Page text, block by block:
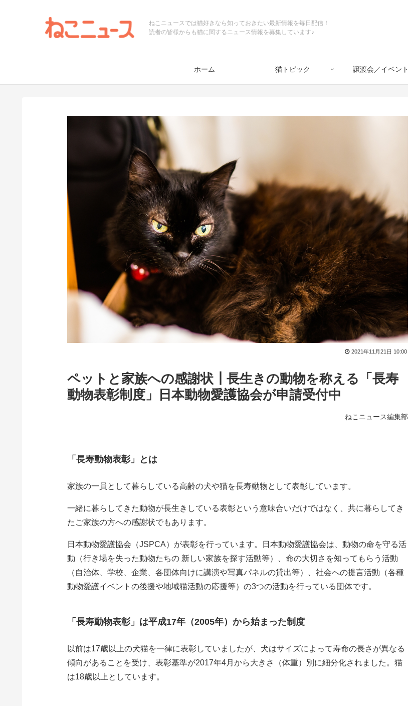
ねこニュースでは猫好きなら知っておきたい最新情報を毎日配信！
読者の皆様からも猫に関するニュース情報を募集しています♪
ホーム 猫トピック 譲渡会／イベント
ペットと家族への感謝状┃長生きの動物を称える「長寿
動物表彰制度」日本動物愛護協会が申請受付中
2021年11月21日 10:00
ねこニュース編集部
「長寿動物表彰」とは
家族の一員として暮らしている高齢の犬や猫を長寿動物として表彰しています。
一緒に暮らしてきた動物が長生きしている表彰という意味合いだけではなく、共に暮らしてき
たご家族の方への感謝状でもあります。
日本動物愛護協会（JSPCA）が表彰を行っています。日本動物愛護協会は、動物の命を守る活
動（行き場を失った動物たちの 新しい家族を探す活動等）、命の大切さを知ってもらう活動
（自治体、学校、企業、各団体向けに講演や写真パネルの貸出等）、社会への提言活動（各種
動物愛護イベントの後援や地域猫活動の応援等）の3つの活動を行っている団体です。
「長寿動物表彰」は平成17年（2005年）から始まった制度
以前は17歳以上の犬猫を一律に表彰していましたが、犬はサイズによって寿命の長さが異なる
傾向があることを受け、表彰基準が2017年4月から大きさ（体重）別に細分化されました。猫
は18歳以上としています。